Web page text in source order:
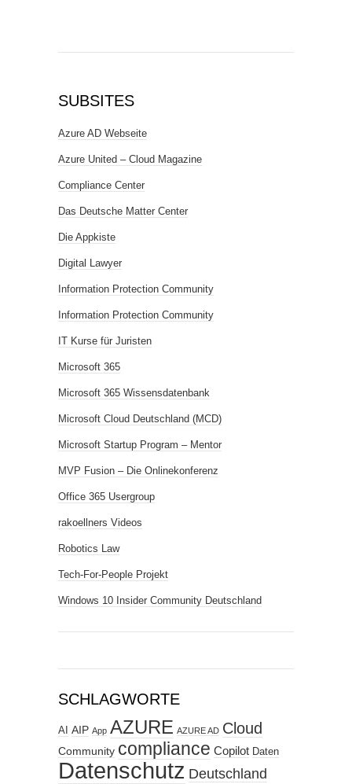
SUBSITES
Azure AD Webseite
Azure United – Cloud Magazine
Compliance Center
Das Deutsche Matter Center
Die Appkiste
Digital Lawyer
Information Protection Community
Information Protection Community
IT Kurse für Juristen
Microsoft 365
Microsoft 365 Wissensdatenbank
Microsoft Cloud Deutschland (MCD)
Microsoft Startup Program – Mentor
MVP Fusion – Die Onlinekonferenz
Office 365 Usergroup
rakoellners Videos
Robotics Law
Tech-For-People Projekt
Windows 10 Insider Community Deutschland
SCHLAGWORTE
AI AIP App AZURE AZURE AD Cloud
Community compliance Copilot Daten
Datenschutz Deutschland